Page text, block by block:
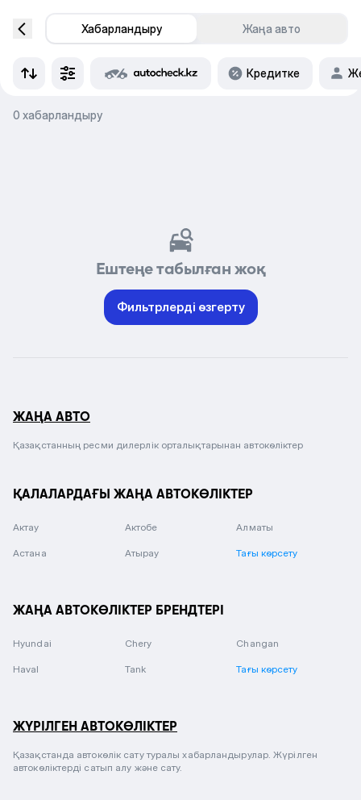
Хабарландыру Жаңа авто
Кредитке
0 хабарландыру
Ештеңе табылған жоқ
Фильтрлерді өзгерту
ЖАҢА АВТО
Қазақстанның ресми дилерлік орталықтарынан автокөліктер
ҚАЛАЛАРДАҒЫ ЖАҢА АВТОКӨЛІКТЕР
Актау Актобе Алматы
Астана Атырау Тағы көрсету
ЖАҢА АВТОКӨЛІКТЕР БРЕНДТЕРІ
Hyundai Chery Changan
Haval Tank Тағы көрсету
ЖҮРІЛГЕН АВТОКӨЛІКТЕР
Қазақстанда автокөлік сату туралы хабарландырулар. Жүрілген
автокөліктерді сатып алу және сату.